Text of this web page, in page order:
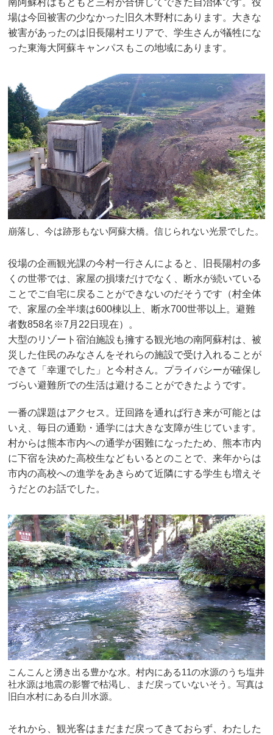
南阿蘇村はもともと三村が合併してできた自治体です。役
場は今回被害の少なかった旧久木野村にあります。大きな
被害があったのは旧長陽村エリアで、学生さんが犠牲にな
った東海大阿蘇キャンパスもこの地域にあります。
崩落し、今は跡形もない阿蘇大橋。信じられない光景でした。
役場の企画観光課の今村一行さんによると、旧長陽村の多
くの世帯では、家屋の損壊だけでなく、断水が続いている
ことでご自宅に戻ることができないのだそうです（村全体
で、家屋の全半壊は600棟以上、断水700世帯以上。避難
者数858名※7月22日現在）。
大型のリゾート宿泊施設も擁する観光地の南阿蘇村は、被
災した住民のみなさんをそれらの施設で受け入れることが
できて「幸運でした」と今村さん。プライバシーが確保し
づらい避難所での生活は避けることができたようです。
一番の課題はアクセス。迂回路を通れば行き来が可能とは
いえ、毎日の通勤・通学には大きな支障が生じています。
村からは熊本市内への通学が困難になったため、熊本市内
に下宿を決めた高校生などもいるとのことで、来年からは
市内の高校への進学をあきらめて近隣にする学生も増えそ
うだとのお話でした。
こんこんと湧き出る豊かな水。村内にある11の水源のうち塩井
社水源は地震の影響で枯渇し、まだ戻っていないそう。写真は
旧白水村にある白川水源。
それから、観光客はまだまだ戻ってきておらず、わたした